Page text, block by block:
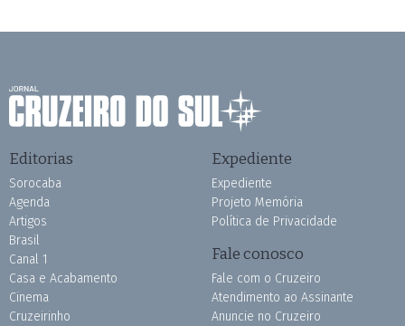
Editorias
Sorocaba
Agenda
Artigos
Brasil
Canal 1
Casa e Acabamento
Cinema
Cruzeirinho
Expediente
Expediente
Projeto Memória
Política de Privacidade
Fale conosco
Fale com o Cruzeiro
Atendimento ao Assinante
Anuncie no Cruzeiro